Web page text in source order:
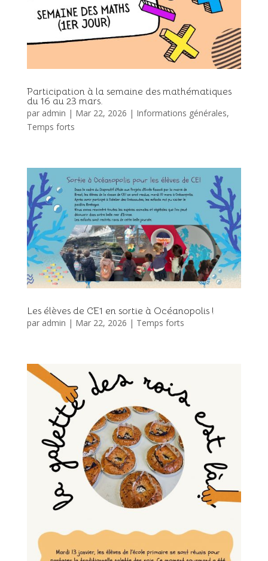
Participation à la semaine des mathématiques
du 16 au 23 mars.
par admin | Mar 22, 2026 | Informations générales,
Temps forts
Les élèves de CE1 en sortie à Océanopolis !
par admin | Mar 22, 2026 | Temps forts